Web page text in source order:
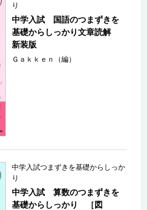
り
中学入試 国語のつまずきを
基礎からしっかり文章読解
新装版
Ｇａｋｋｅｎ（編）
中学入試つまずきを基礎からしっか
り
中学入試 算数のつまずきを
基礎からしっかり ［図